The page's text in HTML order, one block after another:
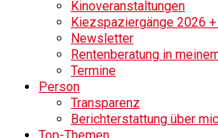
Kinoveranstaltungen
Kiezspaziergänge 2026
Newsletter
Rentenberatung in
Termine
Person
Transparenz
Berichterstattung über